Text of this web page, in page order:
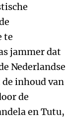
te
jammer dat
Nederlandse
inhoud van
de
en Tutu,